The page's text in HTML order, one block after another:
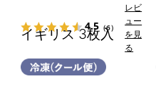
イギリス 3枚入
4.5 （6）
レビ
ュー
を見
る